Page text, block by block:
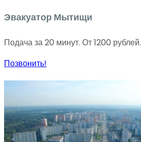
Эвакуатор Мытищи
Подача за 20 минут. От 1200 рублей.
Позвонить!